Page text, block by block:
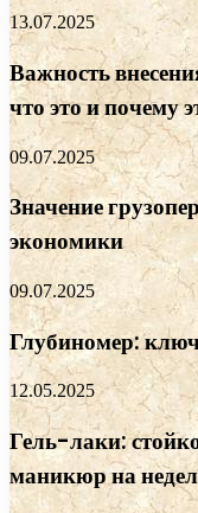
13.07.2025
Важность
что это и почему
09.07.2025
Значение
экономики
09.07.2025
Глубиномер:
12.05.2025
Гель-лаки:
маникюр на